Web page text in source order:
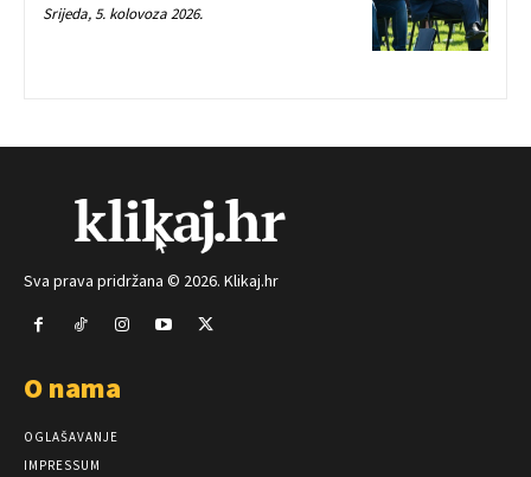
Srijeda, 5. kolovoza 2026.
Sva prava pridržana © 2026. Klikaj.hr
O nama
OGLAŠAVANJE
IMPRESSUM